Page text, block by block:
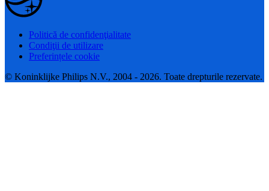
Politică de confidenţialitate
Condiţii de utilizare
Preferințele cookie
© Koninklijke Philips N.V., 2004 - 2026. Toate drepturile rezervate.